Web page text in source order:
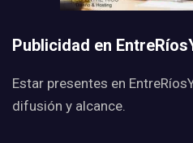
Publicidad en
Estar presentes en
difusión y alcance.